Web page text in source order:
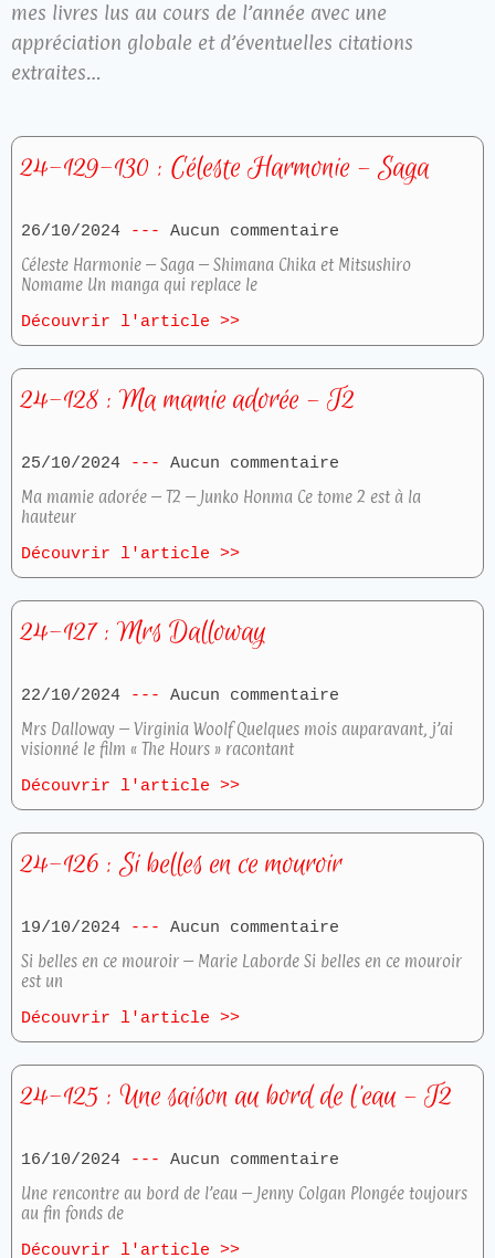
mes livres lus au cours de l’année avec une
appréciation globale et d’éventuelles citations
extraites…
24-129-130 : Céleste Harmonie – Saga
26/10/2024
Aucun commentaire
Céleste Harmonie – Saga – Shimana Chika et Mitsushiro
Nomame Un manga qui replace le
Découvrir l'article >>
24-128 : Ma mamie adorée – T2
25/10/2024
Aucun commentaire
Ma mamie adorée – T2 – Junko Honma Ce tome 2 est à la
hauteur
Découvrir l'article >>
24-127 : Mrs Dalloway
22/10/2024
Aucun commentaire
Mrs Dalloway – Virginia Woolf Quelques mois auparavant, j’ai
visionné le film « The Hours » racontant
Découvrir l'article >>
24-126 : Si belles en ce mouroir
19/10/2024
Aucun commentaire
Si belles en ce mouroir – Marie Laborde Si belles en ce mouroir
est un
Découvrir l'article >>
24-125 : Une saison au bord de l’eau – T2
16/10/2024
Aucun commentaire
Une rencontre au bord de l’eau – Jenny Colgan Plongée toujours
au fin fonds de
Découvrir l'article >>